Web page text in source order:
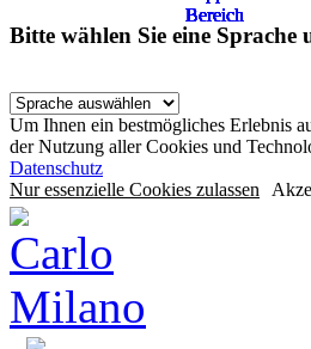
Bitte wählen Sie eine Sprache
Um Ihnen ein bestmögliches Erlebnis
der Nutzung aller Cookies und
Datenschutz
Nur essenzielle Cookies zulassen
Bereich
Bereich
Bereich
Bereich
Bereich
Bereich
Bereich
Bereich